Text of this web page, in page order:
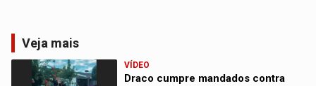
Veja mais
VÍDEO
Draco cumpre mandados contra